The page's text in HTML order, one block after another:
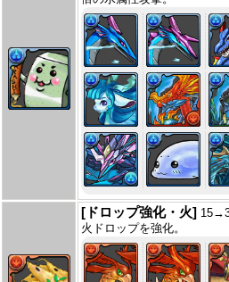
[ドロップ強化・火]
火ドロップを強化。